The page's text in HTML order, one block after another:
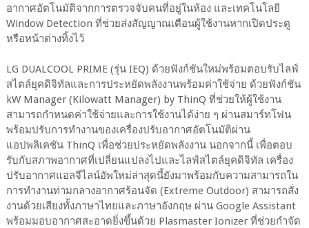
อากาศอัตโนมัติจากการตรวจจับคนที่อยู่ในห้อง และเทคโนโลยี
Window Detection ที่ช่วยส่งสัญญาณเตือนผู้ใช้งานหากเปิดประตู
หรือหน้าต่างทิ้งไว้
LG DUALCOOL PRIME (รุ่น IEQ) ด้วยฟังก์ชันใหม่พร้อมตอบรับไลฟ์
สไตล์ยุคดิจิทัลและการประหยัดพลังงานพร้อมค่าใช้จ่าย ด้วยฟังก์ชัน
kW Manager (Kilowatt Manager) by ThinQ ที่ช่วยให้ผู้ใช้งาน
สามารถกำหนดค่าใช้จ่ายและการใช้งานได้ง่าย ๆ ผ่านสมาร์ทโฟน
พร้อมปรับการทำงานของเครื่องปรับอากาศอัตโนมัติผ่าน
แอปพลิเคชัน ThinQ เพื่อช่วยประหยัดพลังงาน นอกจากนี้ เพื่อตอบ
รับกับสภาพอากาศที่เปลี่ยนแปลงไปและไลฟ์สไตล์ยุคดิจิทัล เครื่อง
ปรับอากาศแอลจีไลน์อัพใหม่ล่าสุดนี้ยังมาพร้อมกับความสามารถใน
การทำงานท่ามกลางอากาศร้อนจัด (Extreme Outdoor) สามารถสั่ง
งานด้วยเสียงทั้งภาษาไทยและภาษาอังกฤษ ผ่าน Google Assistant
พร้อมมอบอากาศสะอาดยิ่งขึ้นด้วย Plasmaster Ionizer ที่ช่วยกำจัด